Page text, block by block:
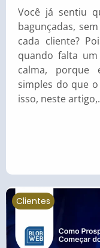
Você já sentiu
bagunçadas,
cada cliente?
quando falta
calma, porque
simples do que
isso, neste
Clientes